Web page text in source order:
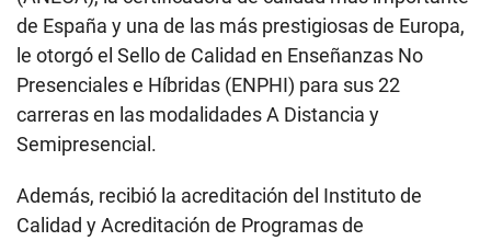
de España y una de las más prestigiosas de Europa,
le otorgó el Sello de Calidad en Enseñanzas No
Presenciales e Híbridas (ENPHI) para sus 22
carreras en las modalidades A Distancia y
Semipresencial.
Además, recibió la acreditación del Instituto de
Calidad y Acreditación de Programas de